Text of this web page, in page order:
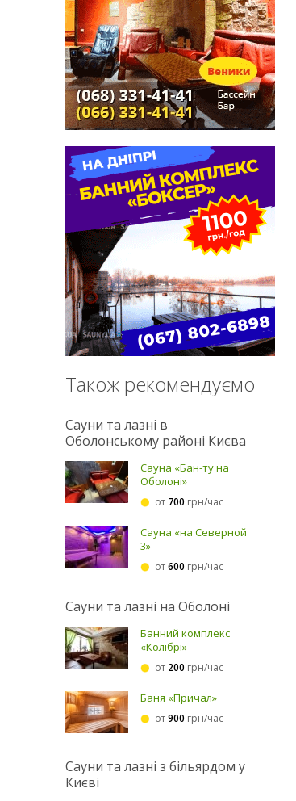
Також рекомендуємо
Сауни та лазні в
Оболонському районі Києва
Сауна «Бан-ту на
Оболоні»
от 700 грн/час
Сауна «на Северной
3»
от600 грн/час
Сауни та лазні на Оболоні
Банний комплекс
«Колібрі»
от 200 грн/час
Баня «Причал»
от900 грн/час
Сауни та лазні з більярдом у
Києві